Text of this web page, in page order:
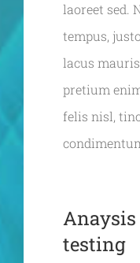
laoreet sed.
tempus,
lacus
pretium
felis nisl,
testing